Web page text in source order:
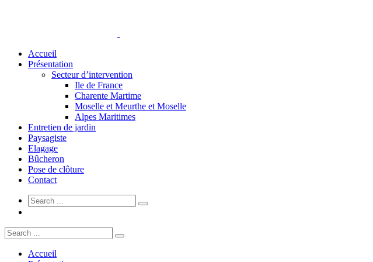
Accueil
Présentation
Secteur d’intervention
Ile de France
Charente Martime
Moselle et Meurthe et Moselle
Alpes Maritimes
Entretien de jardin
Paysagiste
Elagage
Bûcheron
Pose de clôture
Contact
Accueil